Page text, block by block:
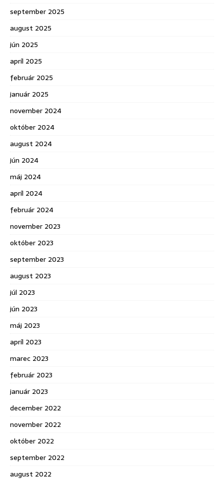
september 2025
august 2025
jún 2025
apríl 2025
február 2025
január 2025
november 2024
október 2024
august 2024
jún 2024
máj 2024
apríl 2024
február 2024
november 2023
október 2023
september 2023
august 2023
júl 2023
jún 2023
máj 2023
apríl 2023
marec 2023
február 2023
január 2023
december 2022
november 2022
október 2022
september 2022
august 2022